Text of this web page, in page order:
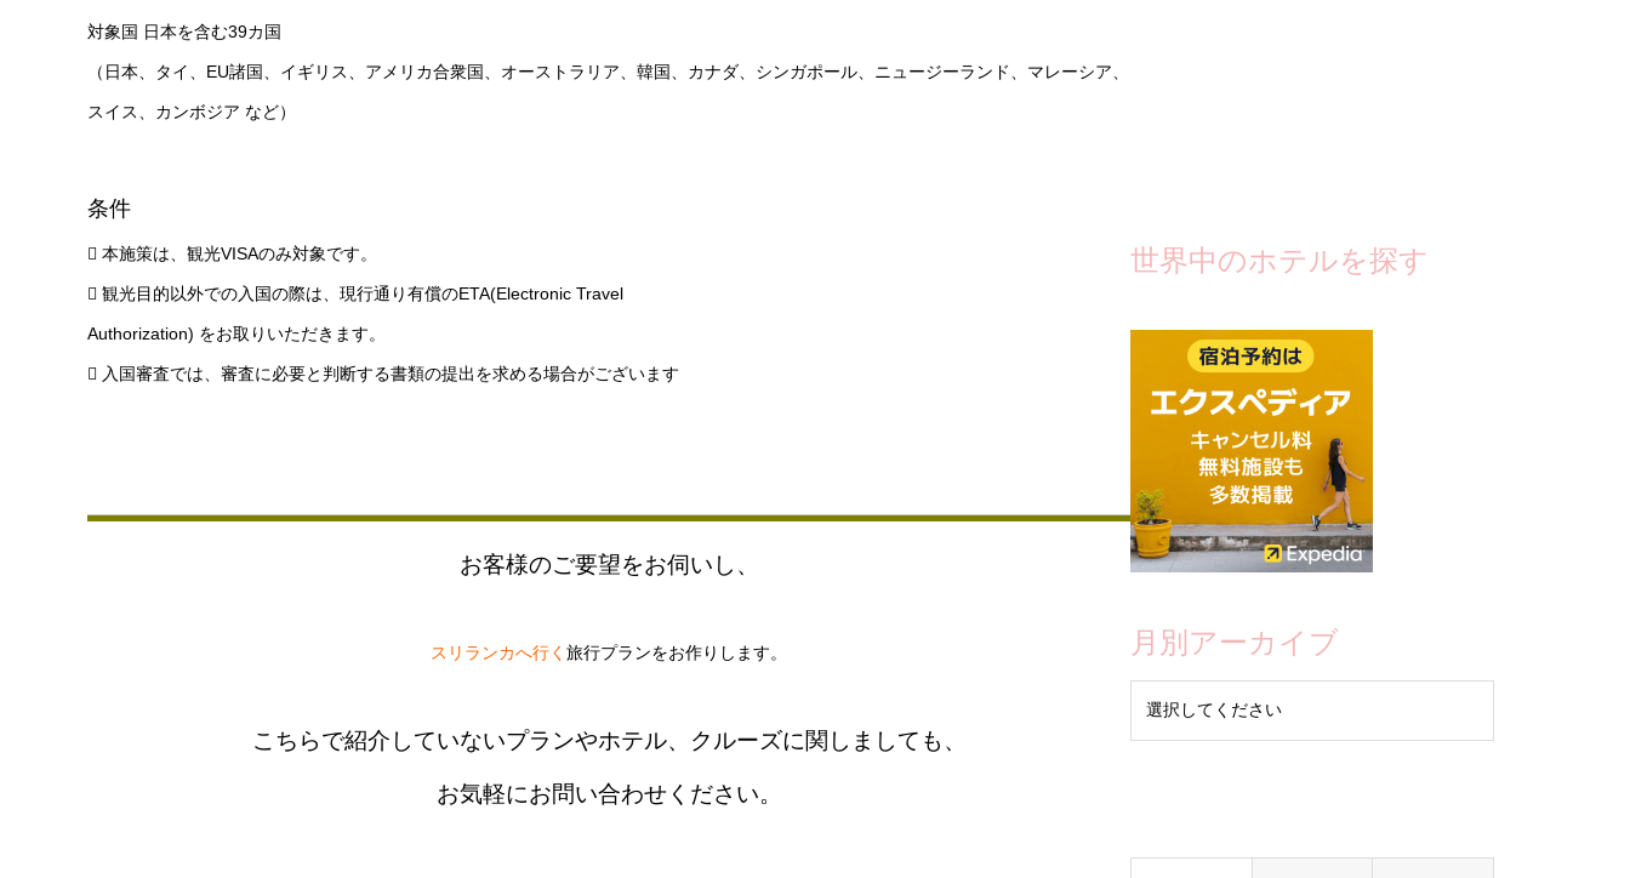
対象国 日本を含む39カ国
（日本、タイ、EU諸国、イギリス、アメリカ合衆国、 オーストラリア、韓国、カナダ、シンガポール、ニュージーランド、マレーシア、
スイス、 カンボジア など）
条件
 本施策は、観光VISAのみ対象です。
 観光目的以外での入国の際は、現行通り有償のETA(Electronic Travel
Authorization) をお取りいただきます。
 入国審査では、 審査に必要と判断する書類の提出を求める場合がございます
お客様のご要望をお伺いし、
スリランカへ行く 旅行プランをお作りします。
こちらで紹介していないプランやホテル、クルーズに関しましても、
お気軽にお問い合わせください。
世界中のホテルを探す
月別アーカイブ